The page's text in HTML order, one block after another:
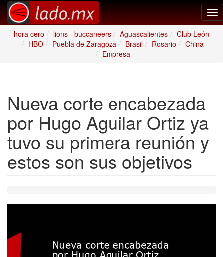
hora cero
lions - buccaneers Aguascalientes
Club León
HBO
Puebla de Zaragoza Brasil Rosario
China
Empresa
Nueva corte encabezada
por Hugo Aguilar Ortiz ya
tuvo su primera reunión y
estos son sus objetivos